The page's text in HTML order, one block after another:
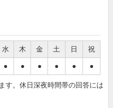
水 木 金 土 日 祝
● ● ● ● ● ●
す。休日深夜時間帯の回答には